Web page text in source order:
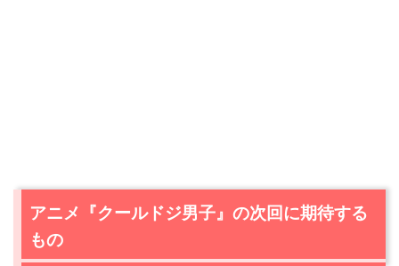
アニメ『クールドジ男子』の次回に期待する
もの